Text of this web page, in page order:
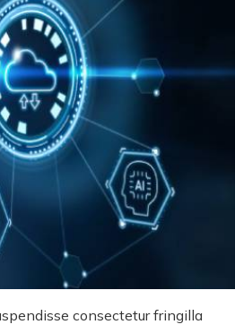
consectetur fringilla